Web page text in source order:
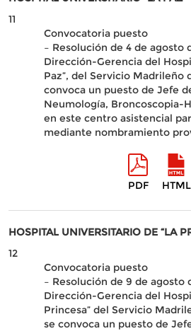
11
Convocatoria puesto
– Resolución de 4 de agosto
Dirección-Gerencia del
Paz”, del Servicio Madrileño
convoca un puesto de Jefe
Neumología, Broncoscopia-
en este centro asistencial
mediante nombramiento
PDF HTML
HOSPITAL UNIVERSITARIO DE “LA
12
Convocatoria puesto
– Resolución de 9 de agosto
Dirección-Gerencia del
Princesa” del Servicio
se convoca un puesto de